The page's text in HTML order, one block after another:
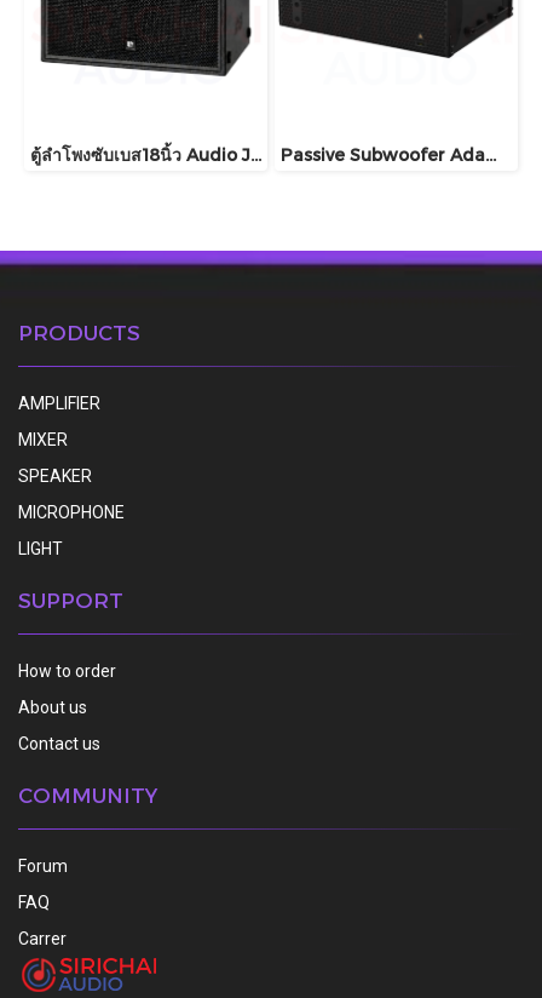
ตู้ลำโพงซับเบส18นิ้ว Audio Jockey รุ่น R18 Passive Subwoofer Adamson IS213
PRODUCTS
AMPLIFIER
MIXER
SPEAKER
MICROPHONE
LIGHT
SUPPORT
How to order
About us
Contact us
COMMUNITY
Forum
FAQ
Carrer